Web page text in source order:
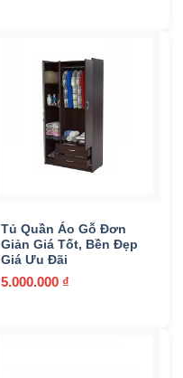
Tủ Quần Áo Gỗ Đơn
Giản Giá Tốt, Bền Đẹp
Giá Ưu Đãi
5.000.000 ₫